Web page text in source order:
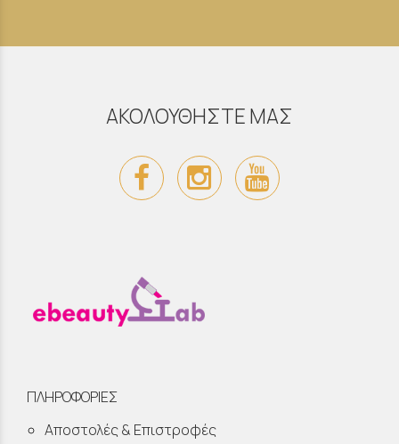
ΑΚΟΛΟΥΘΗΣΤΕ ΜΑΣ
ΠΛΗΡΟΦΟΡΙΕΣ
Αποστολές & Επιστροφές